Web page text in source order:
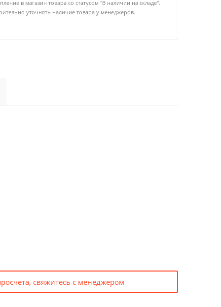
в магазин товара со статусом "В наличии на складе".
уточнять наличие товара у менеджеров.
свяжитесь с менеджером